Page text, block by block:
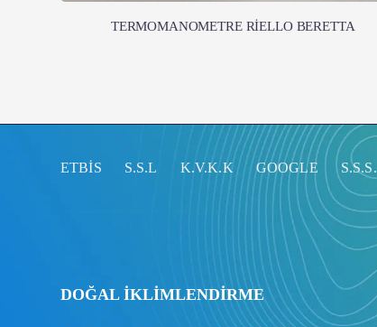
TERMOMANOMETRE RİELLO BERETTA
ETBİS S.S.L K.V.K.K GOOGLE S.S.S.
DOĞAL İKLİMLENDİRME